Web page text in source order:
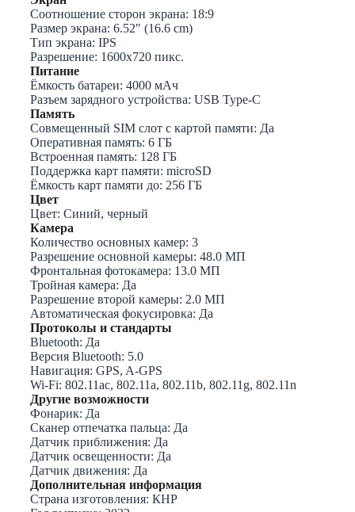
Соотношение сторон экрана: 18:9
Размер экрана: 6.52″ (16.6 cm)
Тип экрана: IPS
Разрешение: 1600х720 пикс.
Питание
Ёмкость батареи: 4000 мАч
Разъем зарядного устройства: USB Type-C
Память
Совмещенный SIM слот с картой памяти: Да
Оперативная память: 6 ГБ
Встроенная память: 128 ГБ
Поддержка карт памяти: microSD
Ёмкость карт памяти до: 256 ГБ
Цвет
Цвет: Синий, черный
Камера
Количество основных камер: 3
Разрешение основной камеры: 48.0 МП
Фронтальная фотокамера: 13.0 МП
Тройная камера: Да
Разрешение второй камеры: 2.0 МП
Автоматическая фокусировка: Да
Протоколы и стандарты
Bluetooth: Да
Версия Bluetooth: 5.0
Навигация: GPS, A-GPS
Wi-Fi: 802.11ac, 802.11a, 802.11b, 802.11g, 802.11n
Другие возможности
Фонарик: Да
Cканер отпечатка пальца: Да
Датчик приближения: Да
Датчик освещенности: Да
Датчик движения: Да
Дополнительная информация
Страна изготовления: КНР